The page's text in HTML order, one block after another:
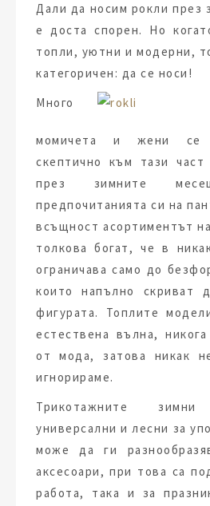
Дали да носим рокли през
е доста спорен. Но
топли, уютни и модерни,
категоричен: да се носи!
Много
момичета и жени се
скептично към тази
през зимните
предпочитанията си на
всъщност асортиментът
толкова богат, че в
ограничава само до
които напълно скриват
фигурата. Топлите
естествена вълна,
от мода, затова никак
игнорираме.
Трикотажните
универсални и лесни за
може да ги
аксесоари, при това са
работа, така и за